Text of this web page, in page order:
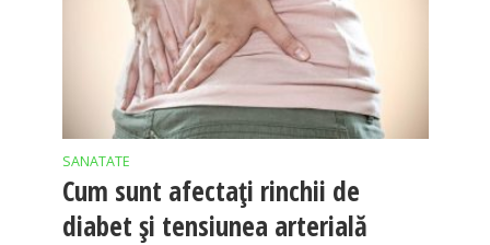
SANATATE
Cum sunt afectați rinchii de
diabet și tensiunea arterială